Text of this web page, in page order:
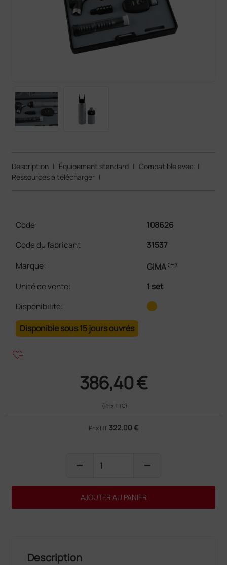
Description | Équipement standard | Compatible avec |
Ressources à télécharger |
Code:
108626
Code du fabricant
31537
Marque:
GIMAlink
Unité de vente:
1 set
Disponibilité:
Disponible sous 15 jours ouvrés
heart_plus
386,40 €
(Prix TTC)
Prix HT 322,00 €
add remove
AJOUTER AU PANIER
Description